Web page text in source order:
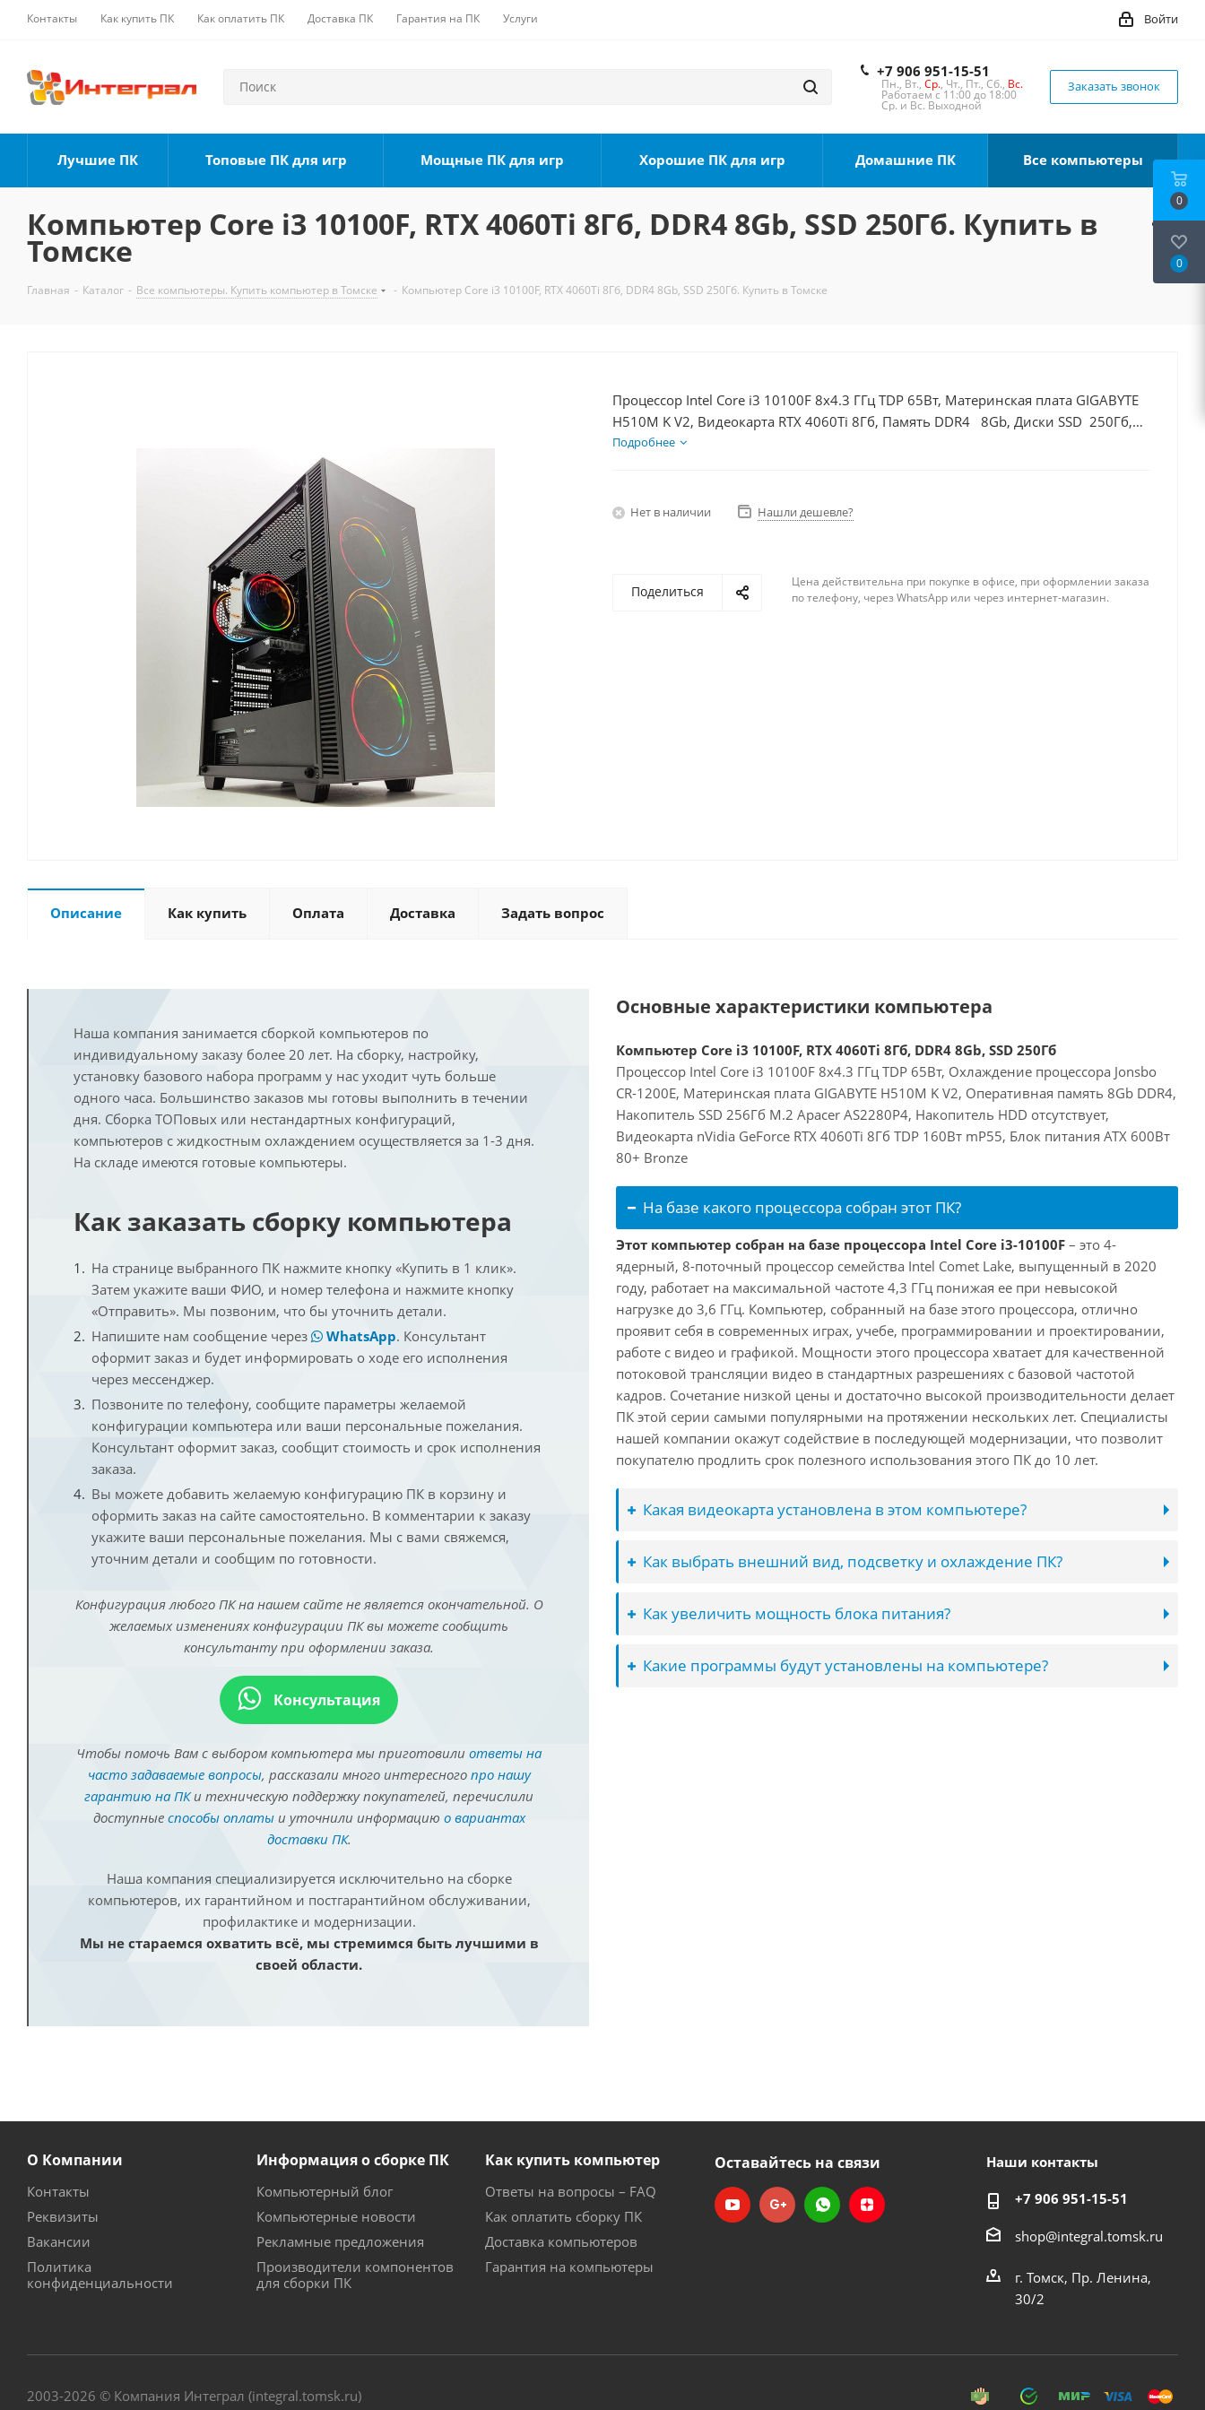
Контакты Как купить ПК Как оплатить ПК Доставка ПК Гарантия на ПК Услуги Войти
+7 906 951-15-51
Пн., Вт., Ср., Чт., Пт., Сб., Вс.
Работаем с 11:00 до 18:00
Ср. и Вс. Выходной
Заказать звонок
Лучшие ПК Топовые ПК для игр Мощные ПК для игр Хорошие ПК для игр Домашние ПК Все компьютеры
Компьютер Core i3 10100F, RTX 4060Ti 8Гб, DDR4 8Gb, SSD 250Гб. Купить в
Томске
Главная - Каталог - Все компьютеры. Купить компьютер в Томске - Компьютер Core i3 10100F, RTX 4060Ti 8Гб, DDR4 8Gb, SSD 250Гб. Купить в Томске
Процессор Intel Core i3 10100F 8x4.3 ГГц TDP 65Вт, Материнская плата GIGABYTE
H510M K V2, Видеокарта RTX 4060Ti 8Гб, Память DDR4 8Gb, Диски SSD 250Гб,
БП 600Вт
Подробнее
Нет в наличии Нашли дешевле?
Поделиться
Цена действительна при покупке в офисе, при оформлении заказа
по телефону, через WhatsApp или через интернет-магазин.
Описание Как купить Оплата Доставка Задать вопрос
Наша компания занимается сборкой компьютеров по
индивидуальному заказу более 20 лет. На сборку, настройку,
установку базового набора программ у нас уходит чуть больше
одного часа. Большинство заказов мы готовы выполнить в течении
дня. Сборка ТОПовых или нестандартных конфигураций,
компьютеров с жидкостным охлаждением осуществляется за 1-3 дня.
На складе имеются готовые компьютеры.
Как заказать сборку компьютера
На странице выбранного ПК нажмите кнопку «Купить в 1 клик».
Затем укажите ваши ФИО, и номер телефона и нажмите кнопку
«Отправить». Мы позвоним, что бы уточнить детали.
Напишите нам сообщение через
WhatsApp. Консультант
оформит заказ и будет информировать о ходе его исполнения
через мессенджер.
Позвоните по телефону, сообщите параметры желаемой
конфигурации компьютера или ваши персональные пожелания.
Консультант оформит заказ, сообщит стоимость и срок исполнения
заказа.
Вы можете добавить желаемую конфигурацию ПК в корзину и
оформить заказ на сайте самостоятельно. В комментарии к заказу
укажите ваши персональные пожелания. Мы с вами свяжемся,
уточним детали и сообщим по готовности.
Конфигурация любого ПК на нашем сайте не является окончательной. О
желаемых изменениях конфигурации ПК вы можете сообщить
консультанту при оформлении заказа.
Консультация
Чтобы помочь Вам с выбором компьютера мы приготовили ответы на
часто задаваемые вопросы, рассказали много интересного про нашу
гарантию на ПКи техническую поддержку покупателей, перечислили
доступные способы оплатыи уточнили информацию о вариантах
доставки ПК.
Наша компания специализируется исключительно на сборке
компьютеров, их гарантийном и постгарантийном обслуживании,
профилактике и модернизации.
Мы не стараемся охватить всё, мы стремимся быть лучшими в
своей области.
Основные характеристики компьютера
Компьютер Core i3 10100F, RTX 4060Ti 8Гб, DDR4 8Gb, SSD 250Гб
Процессор Intel Core i3 10100F 8x4.3 ГГц TDP 65Вт, Охлаждение процессора Jonsbo
CR-1200E, Материнская плата GIGABYTE H510M K V2, Оперативная память 8Gb DDR4,
Накопитель SSD 256Гб M.2 Apacer AS2280P4, Накопитель HDD отсутствует,
Видеокарта nVidia GeForce RTX 4060Ti 8Гб TDP 160Вт mP55, Блок питания ATX 600Вт
80+ Bronze
На базе какого процессора собран этот ПК?
Этот компьютер собран на базе процессора Intel Core i3-10100F – это 4-
ядерный, 8-поточный процессор семейства Intel Comet Lake, выпущенный в 2020
году, работает на максимальной частоте 4,3 ГГц понижая ее при невысокой
нагрузке до 3,6 ГГц. Компьютер, собранный на базе этого процессора, отлично
проявит себя в современных играх, учебе, программировании и проектировании,
работе с видео и графикой. Мощности этого процессора хватает для качественной
потоковой трансляции видео в стандартных разрешениях с базовой частотой
кадров. Сочетание низкой цены и достаточно высокой производительности делает
ПК этой серии самыми популярными на протяжении нескольких лет. Специалисты
нашей компании окажут содействие в последующей модернизации, что позволит
покупателю продлить срок полезного использования этого ПК до 10 лет.
Какая видеокарта установлена в этом компьютере?
Как выбрать внешний вид, подсветку и охлаждение ПК?
Как увеличить мощность блока питания?
Какие программы будут установлены на компьютере?
О Компании
Контакты
Реквизиты
Вакансии
Политика
конфиденциальности
Информация о сборке ПК
Компьютерный блог
Компьютерные новости
Рекламные предложения
Производители компонентов
для сборки ПК
Как купить компьютер
Ответы на вопросы – FAQ
Как оплатить сборку ПК
Доставка компьютеров
Гарантия на компьютеры
Оставайтесь на связи Наши контакты
+7 906 951-15-51
shop@integral.tomsk.ru
г. Томск, Пр. Ленина,
30/2
2003-2026 © Компания Интеграл (integral.tomsk.ru)
0
0